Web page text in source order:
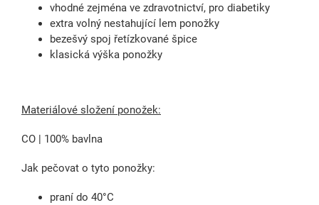
vhodné zejména ve zdravotnictví, pro diabetiky
extra volný nestahující lem ponožky
bezešvý spoj řetízkované špice
klasická výška ponožky
Materiálové složení ponožek:
CO | 100% bavlna
Jak pečovat o tyto ponožky:
praní do 40°C